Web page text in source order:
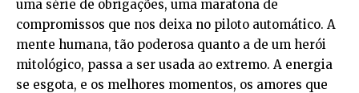
uma série de obrigações, uma maratona de
compromissos que nos deixa no piloto automático. A
mente humana, tão poderosa quanto a de um herói
mitológico, passa a ser usada ao extremo. A energia
se esgota, e os melhores momentos, os amores que